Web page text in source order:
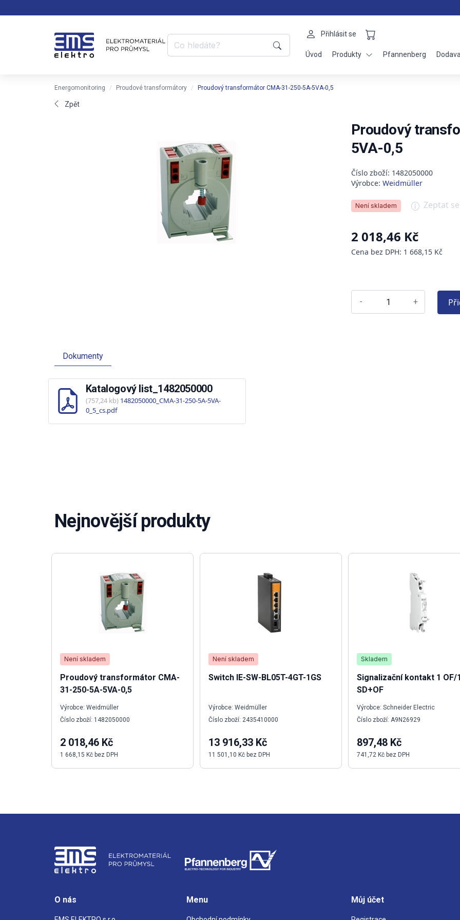
Přihlásit se
Úvod Produkty Pfannenberg
Energomonitoring Proudové transformátory Proudový transformátor CMA-31-250-5A-5VA-0,5
Zpět
Proudový
5VA-0,5
Číslo zboží: 1482050000
Výrobce: Weidmüller
Není skladem Zeptat
2 018,46 Kč
Cena bez DPH: 1 668,15 Kč
- +
Dokumenty
Katalogový list_1482050000
(757,24 kb)1482050000_CMA-31-250-5A-5VA-
0_5_cs.pdf
Nejnovější produkty
Není skladem
Proudový transformátor CMA-
31-250-5A-5VA-0,5
Výrobce: Weidmüller
Číslo zboží: 1482050000
2 018,46 Kč
1 668,15 Kč bez DPH
Není skladem
Switch IE-SW-BL05T-4GT-1GS
Výrobce: Weidmüller
Číslo zboží: 2435410000
13 916,33 Kč
11 501,10 Kč bez DPH
Skladem
Signalizační kontakt 1 OF/1
SD+OF
Výrobce: Schneider Electric
Číslo zboží: A9N26929
897,48 Kč
741,72 Kč bez DPH
O nás Menu Můj účet